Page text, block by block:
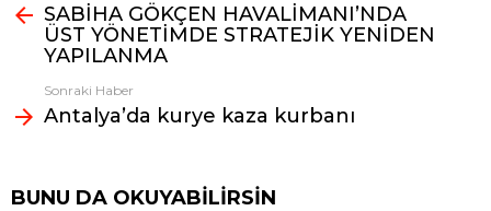
bak SABİHA GÖKÇEN HAVALİMANI’NDA
ÜST YÖNETİMDE STRATEJİK YENİDEN
YAPILANMA
Sonraki Haber
Antalya’da kurye kaza kurbanı
BUNU DA OKUYABILIRSIN